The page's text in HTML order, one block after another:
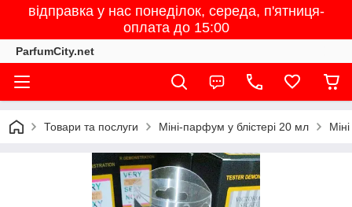
відправка у нас понеділок, середа, п'ятниця-
оплата до 15:00
ParfumCity.net
Товари та послуги Міні-парфум у блістері 20 мл